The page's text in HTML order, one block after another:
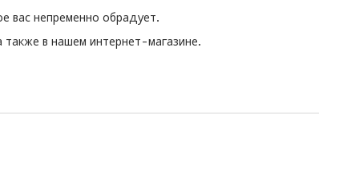
вас непременно обрадует.
также в нашем интернет-магазине.